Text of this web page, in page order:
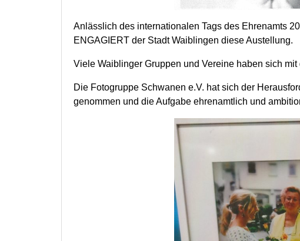
Anlässlich des internationalen Tags des Ehrenamts
ENGAGIERT der Stadt Waiblingen diese Austellung.
Viele Waiblinger Gruppen und Vereine haben sich
Die Fotogruppe Schwanen e.V. hat sich der
genommen und die Aufgabe ehrenamtlich und